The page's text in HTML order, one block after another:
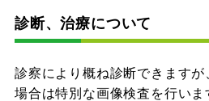
診断、治療について
診察により概ね診断できます
場合は特別な画像検査を行いま